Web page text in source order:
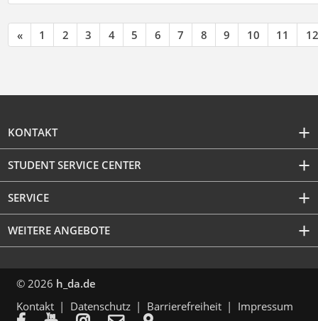
« 1 2 3 4 5 6 7 8 9 10 11 12
KONTAKT
STUDENT SERVICE CENTER
SERVICE
WEITERE ANGEBOTE
© 2026 h_da.de
Kontakt
Datenschutz Barrierefreiheit Impressum